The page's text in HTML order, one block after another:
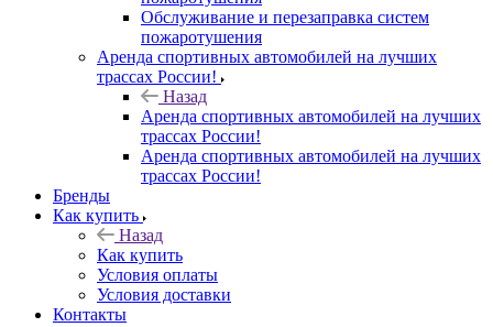
Обслуживание и перезаправка систем
пожаротушения
Аренда спортивных автомобилей на лучших
трассах России!
Назад
Аренда спортивных автомобилей на лучших
трассах России!
Аренда спортивных автомобилей на лучших
трассах России!
Бренды
Как купить
Назад
Как купить
Условия оплаты
Условия доставки
Контакты